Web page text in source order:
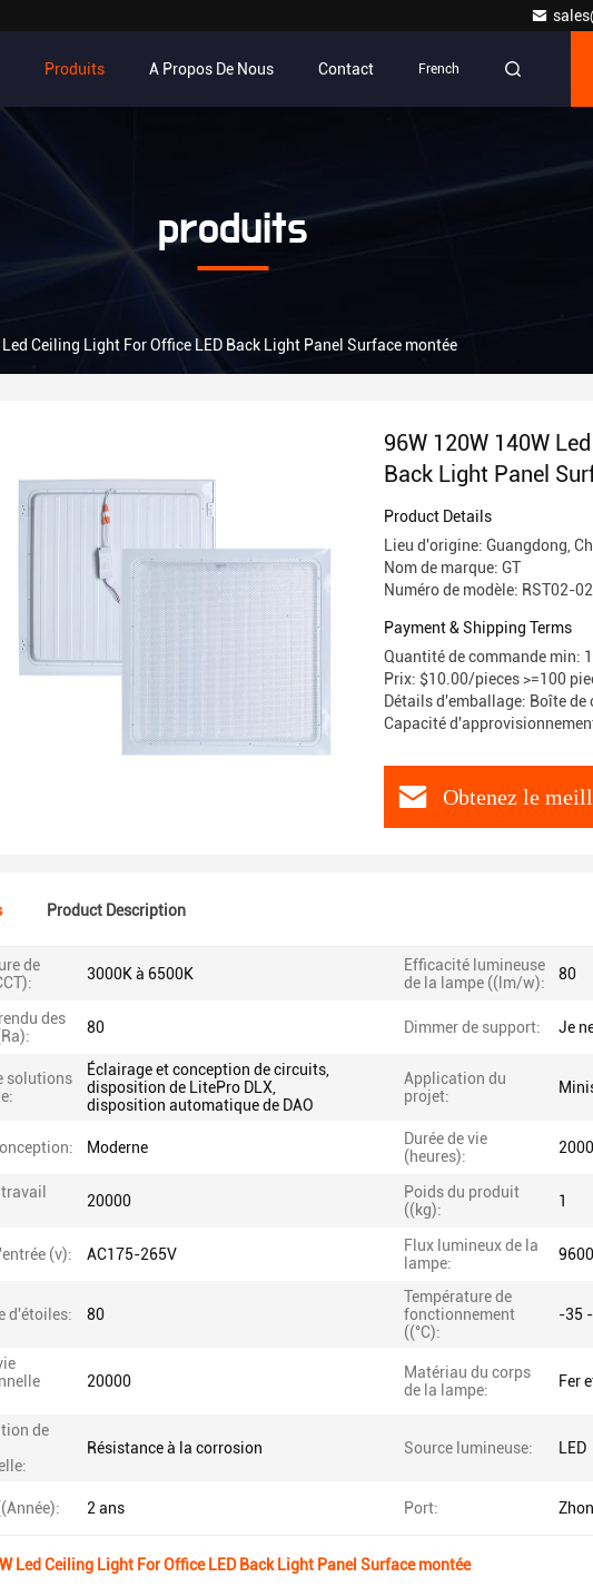
Produits A Propos De Nous Contact French
produits
Ceiling Light For Office LED Back Light Panel Surface montée
96W 120W 140W
Back Light Panel
Product Details
Lieu d'origine: Guangdong,
Nom de marque: GT
Numéro de modèle: RST02-02
Payment & Shipping Terms
Quantité de commande min:
Prix: $10.00/pieces >=100
Détails d'emballage: Boîte
Capacité
Obtenez le
Product Description
de
3000K à 6500K
Efficacité lumineuse
de la lampe ((lm/w):
80
des
80 Dimmer de support: Je
solutions
Éclairage et conception de circuits,
disposition de LitePro DLX,
disposition automatique de DAO
Application du
projet:
Moderne
Durée de vie
(heures):
20000
Poids du produit
((kg):
1
(v): AC175-265V
Flux lumineux de la
lampe:
9600
d'étoiles: 80
Température de
fonctionnement
((°C):
-35
20000
Matériau du corps
de la lampe:
Fer
de
Résistance à la corrosion Source lumineuse: LED
2 ans Port:
Led Ceiling Light For Office LED Back Light Panel Surface montée